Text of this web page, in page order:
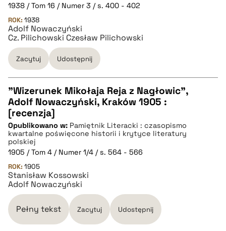
BIBTEX
pobierz cytat
1938 / Tom 16 / Numer 3 / s. 400 - 402
ROK: 1938
Adolf Nowaczyński
Cz. Pilichowski Czesław Pilichowski
Zacytuj Udostępnij
CZYSTY TEKST
pobierz cytat
BIBTEX
pobierz cytat
"Wizerunek Mikołaja Reja z Nagłowic",
Adolf Nowaczyński, Kraków 1905 :
[recenzja]
Opublikowano w: Pamiętnik Literacki : czasopismo
kwartalne poświęcone historii i krytyce literatury
polskiej
1905 / Tom 4 / Numer 1/4 / s. 564 - 566
ROK: 1905
Stanisław Kossowski
Adolf Nowaczyński
Pełny tekst Zacytuj Udostępnij